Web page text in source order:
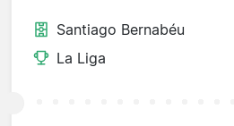
Santiago Bernabéu
La Liga